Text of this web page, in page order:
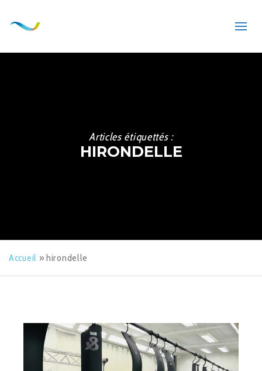
Articles étiquettés :
HIRONDELLE
Accueil »hirondelle